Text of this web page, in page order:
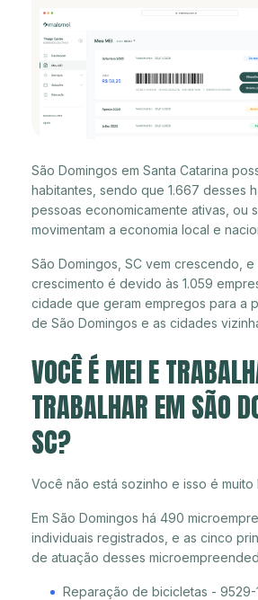
São Domingos em Santa Catarina
habitantes, sendo que 1.667 desses
pessoas economicamente ativas, ou
movimentam a economia local e
São Domingos, SC vem crescendo, e
crescimento é devido às 1.059
cidade que geram empregos para a
de São Domingos e as cidades
VOCÊ É MEI E
TRABALHAR EM SÃO
SC?
Você não está sozinho e isso é muito
Em São Domingos há 490
individuais registrados, e as cinco
de atuação desses
Reparação de bicicletas - 9529-